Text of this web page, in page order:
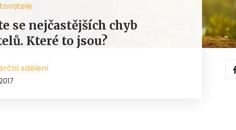
se nejčastějších chyb
Které to jsou?
sdělení